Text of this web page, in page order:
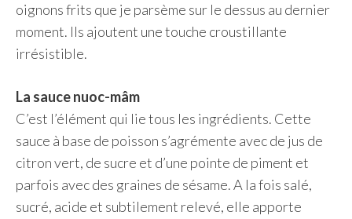
oignons frits que je parsème sur le dessus au dernier
moment. Ils ajoutent une touche croustillante
irrésistible.
La sauce nuoc-mâm
C’est l’élément qui lie tous les ingrédients. Cette
sauce à base de poisson s’agrémente avec de jus de
citron vert, de sucre et d’une pointe de piment et
parfois avec des graines de sésame. A la fois salé,
sucré, acide et subtilement relevé, elle apporte